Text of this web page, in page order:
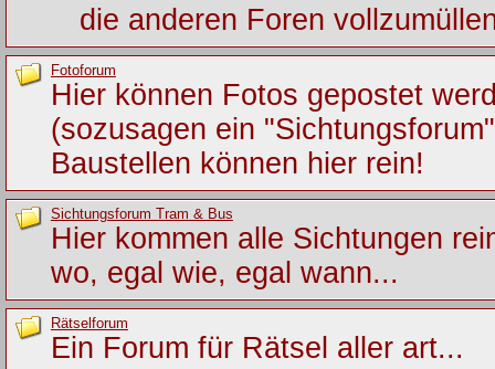
die anderen Foren
Fotoforum
Hier können Fotos gepostet
(sozusagen ein
Baustellen können hier rein!
Sichtungsforum Tram & Bus
Hier kommen alle Sichtungen
wo, egal wie, egal wann...
Rätselforum
Ein Forum für Rätsel aller art...